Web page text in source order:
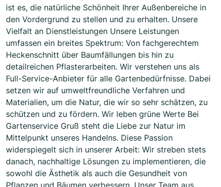
ist es, die natürliche Schönheit Ihrer Außenbereiche in
den Vordergrund zu stellen und zu erhalten. Unsere
Vielfalt an Dienstleistungen Unsere Leistungen
umfassen ein breites Spektrum: Von fachgerechtem
Heckenschnitt über Baumfällungen bis hin zu
detailreichen Pflasterarbeiten. Wir verstehen uns als
Full-Service-Anbieter für alle Gartenbedürfnisse. Dabei
setzen wir auf umweltfreundliche Verfahren und
Materialien, um die Natur, die wir so sehr schätzen, zu
schützen und zu fördern. Wir leben grüne Werte Bei
Gartenservice Gruß steht die Liebe zur Natur im
Mittelpunkt unseres Handelns. Diese Passion
widerspiegelt sich in unserer Arbeit: Wir streben stets
danach, nachhaltige Lösungen zu implementieren, die
sowohl die Ästhetik als auch die Gesundheit von